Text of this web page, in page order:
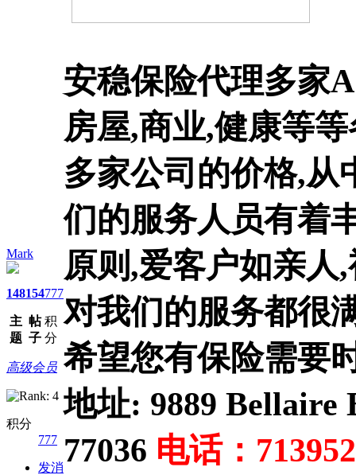
Mark
148
主
题
154
帖
子
777
积
分
高级会员
积分
777
发消
安稳保险代理多家
房屋,商业,健康等
多家公司的价格,从
们的服务人员有着
原则,爱客户如亲人
对我们的服务都很
希望您有保险需要
地址: 9889 Bellaire
77036 电话：